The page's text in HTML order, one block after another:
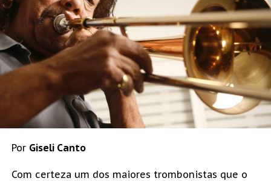
Por Giseli Canto
Com certeza um dos maiores trombonistas que o